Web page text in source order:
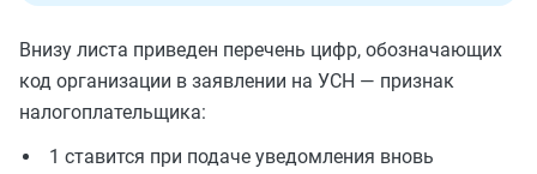
Внизу листа приведен перечень цифр, обозначающих
код организации в заявлении на УСН — признак
налогоплательщика:
1 ставится при подаче уведомления вновь